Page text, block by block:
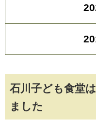
石川子ども食堂
ました